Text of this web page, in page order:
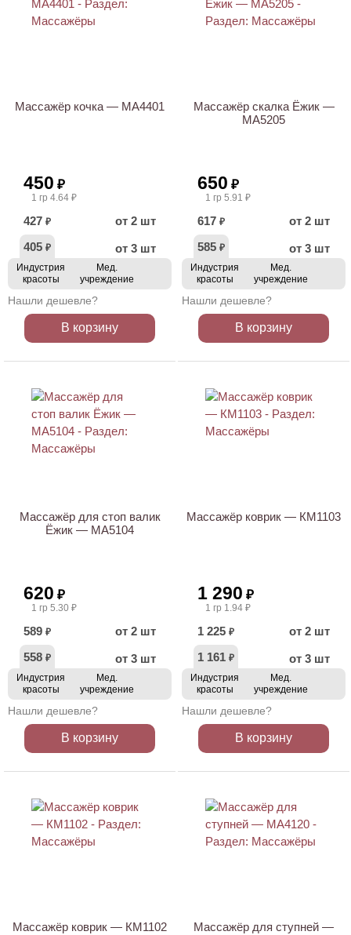
Массажёр кочка — МА4401
450 ₽
1 гр 4.64 ₽
427 ₽
от 2 шт
405 ₽ от 3 шт
Индустрия
красоты
Мед.
учреждение
Нашли дешевле?
В корзину
Массажёр скалка Ёжик —
МА5205
650 ₽
1 гр 5.91 ₽
617 ₽
от 2 шт
585 ₽ от 3 шт
Индустрия
красоты
Мед.
учреждение
Нашли дешевле?
В корзину
Массажёр для стоп валик
Ёжик — МА5104
620 ₽
1 гр 5.30 ₽
589 ₽
от 2 шт
558 ₽ от 3 шт
Индустрия
красоты
Мед.
учреждение
Нашли дешевле?
В корзину
Массажёр коврик — КМ1103
1 290 ₽
1 гр 1.94 ₽
1 225 ₽
от 2 шт
1 161 ₽ от 3 шт
Индустрия
красоты
Мед.
учреждение
Нашли дешевле?
В корзину
Массажёр коврик — КМ1102
Массажёр для ступней —